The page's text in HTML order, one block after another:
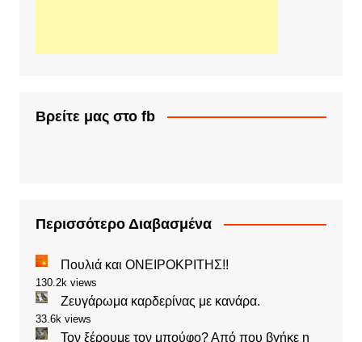
Βρείτε μας στο fb
Περισσότερο Διαβασμένα
Πουλιά και ΟΝΕΙΡΟΚΡΙΤΗΣ!!
130.2k views
Ζευγάρωμα καρδερίνας με κανάρα.
33.6k views
Τον ξέρουμε τον μπούφο? Από που βγήκε η